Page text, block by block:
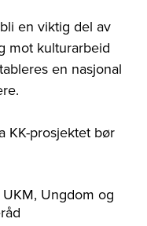
en viktig del av
mot kulturarbeid
en nasjonal
KK-prosjektet bør
Ungdom og